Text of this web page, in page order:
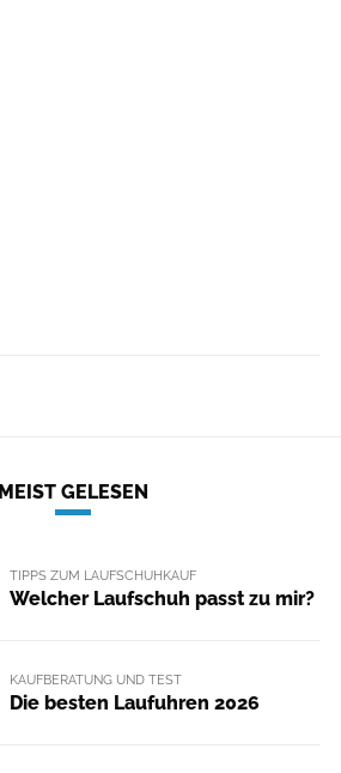
MEIST GELESEN
TIPPS ZUM LAUFSCHUHKAUF
Welcher Laufschuh passt zu mir?
KAUFBERATUNG UND TEST
Die besten Laufuhren 2026